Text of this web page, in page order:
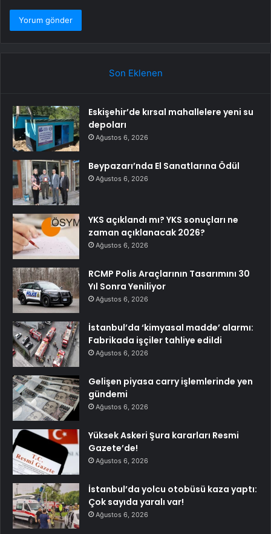
Son Eklenen
Eskişehir’de kırsal mahallelere yeni su
depoları
Ağustos 6, 2026
Beypazarı’nda El Sanatlarına Ödül
Ağustos 6, 2026
YKS açıklandı mı? YKS sonuçları ne
zaman açıklanacak 2026?
Ağustos 6, 2026
RCMP Polis Araçlarının Tasarımını 30
Yıl Sonra Yeniliyor
Ağustos 6, 2026
İstanbul’da ‘kimyasal madde’ alarmı:
Fabrikada işçiler tahliye edildi
Ağustos 6, 2026
Gelişen piyasa carry işlemlerinde yen
gündemi
Ağustos 6, 2026
Yüksek Askeri Şura kararları Resmi
Gazete’de!
Ağustos 6, 2026
İstanbul’da yolcu otobüsü kaza yaptı:
Çok sayıda yaralı var!
Ağustos 6, 2026